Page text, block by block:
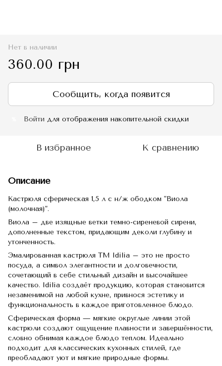
Нет в наличии
360.00 грн
Сообщить, когда появится
Войти для отображения накопительной скидки
В избранное К сравнению
Описание
Кастрюля сферическая 1,5 л с н/ж ободком "Виола
(молочная)".
Виола – две изящные ветки темно-сиреневой сирени,
дополненные текстом, придающим деколи глубину и
утонченность.
Эмалированная кастрюля TM Idilia – это не просто
посуда, а символ элегантности и долговечности,
сочетающий в себе стильный дизайн и высочайшее
качество. Idilia создаёт продукцию, которая становится
незаменимой на любой кухне, привнося эстетику и
функциональность в каждое приготовленное блюдо.
Сферическая форма — мягкие округлые линии этой
кастрюли создают ощущение плавности и завершённости,
словно обнимая каждое блюдо теплом. Идеально
подходит для классических кухонных стилей, где
преобладают уют и мягкие природные формы.